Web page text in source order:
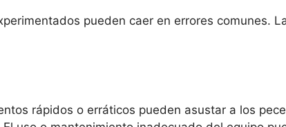
pueden caer en errores comunes.
rápidos o erráticos pueden asustar a los